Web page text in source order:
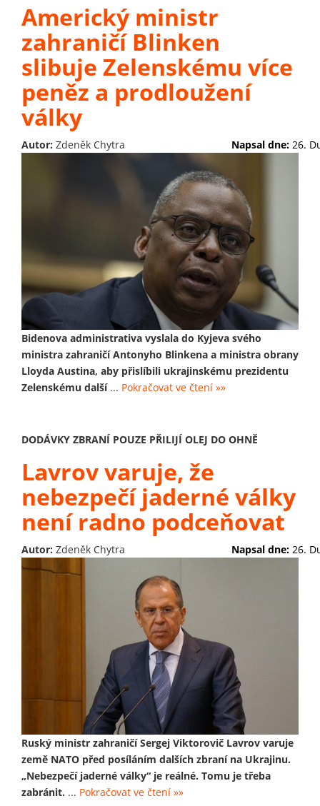
Americký ministr
zahraničí Blinken
slibuje Zelenskému více
peněz a prodloužení
války
Autor: Zdeněk Chytra Napsal dne: 26.
Bidenova administrativa vyslala do Kyjeva svého
ministra zahraničí Antonyho Blinkena a ministra obrany
Lloyda Austina, aby přislíbili ukrajinskému prezidentu
Zelenskému další... Pokračovat ve čtení »»
DODÁVKY ZBRANÍ POUZE PŘILIJÍ OLEJ DO OHNĚ
Lavrov varuje, že
nebezpečí jaderné války
není radno podceňovat
Autor: Zdeněk Chytra Napsal dne: 26.
Ruský ministr zahraničí Sergej Viktorovič Lavrov varuje
země NATO před posíláním dalších zbraní na Ukrajinu.
„Nebezpečí jaderné války“ je reálné. Tomu je třeba
zabránit. ... Pokračovat ve čtení »»